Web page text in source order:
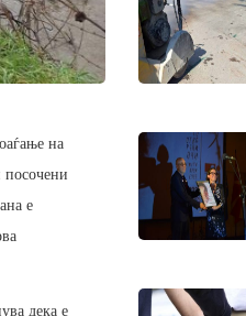
на
посочени
е
дека е